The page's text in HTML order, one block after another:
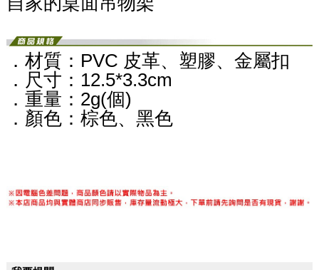
．材質：PVC 皮革、塑膠、金屬扣
．尺寸：12.5*3.3cm
．重量：2g(個)
．顏色：棕色、黑色